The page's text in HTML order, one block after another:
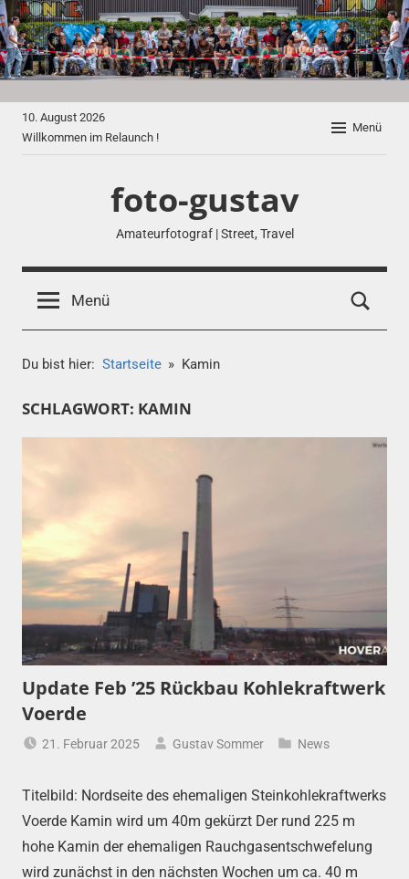
Zum
Inhalt
springen
10. August 2026
Willkommen im Relaunch !
Menü
foto-gustav
Amateurfotograf | Street, Travel
Menü
Du bist hier: Startseite Kamin
SCHLAGWORT: KAMIN
Update Feb ’25 Rückbau Kohlekraftwerk
Voerde
21. Februar 2025 Gustav Sommer News
Titelbild: Nordseite des ehemaligen Steinkohlekraftwerks
Voerde Kamin wird um 40m gekürzt Der rund 225 m
hohe Kamin der ehemaligen Rauchgasentschwefelung
wird zunächst in den nächsten Wochen um ca. 40 m